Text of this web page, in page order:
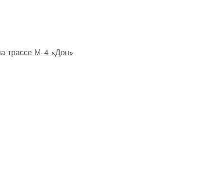
трассе М-4 «Дон»